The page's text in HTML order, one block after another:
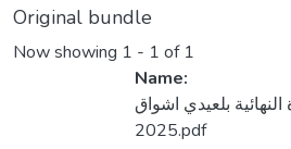
Original bundle
Now showing 1 - 1 of 1
Name:
بلعيدي اشواق
2025.pdf